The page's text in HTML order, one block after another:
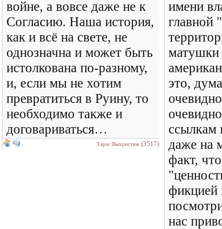
войне, а вовсе даже не к
Согласию. Наша история,
как и всё на свете, не
однозначна и может быть
истолкована по-разному,
и, если мы не хотим
превратиться в Руину, то
необходимо также и
договариваться…
Тарас Выхристюк (3517)
имени
главной
матушки
это,
даже на
факт,
фикцией
нас